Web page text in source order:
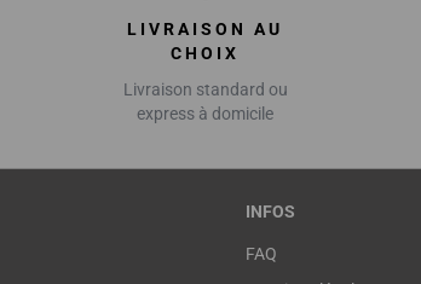
LIVRAISON AU
CHOIX
Livraison standard ou
express à domicile
INFOS
FAQ